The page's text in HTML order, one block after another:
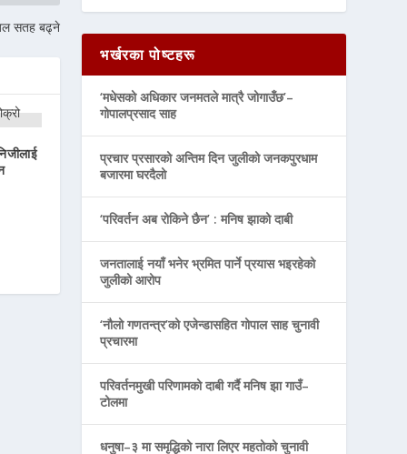
जल सतह बढ्ने
भर्खरका पोष्टहरू
‘मधेसको अधिकार जनमतले मात्रै जोगाउँछ’–
गोपालप्रसाद साह
प्रचार प्रसारको अन्तिम दिन जुलीको जनकपुरधाम
बजारमा घरदैलो
‘परिवर्तन अब रोकिने छैन’ : मनिष झाको दाबी
जनतालाई नयाँ भनेर भ्रमित पार्ने प्रयास भइरहेको
जुलीको आरोप
‘नौलो गणतन्त्र’को एजेन्डासहित गोपाल साह चुनावी
प्रचारमा
परिवर्तनमुखी परिणामको दाबी गर्दै मनिष झा गाउँ–
टोलमा
धनुषा–३ मा समृद्धिको नारा लिएर महतोको चुनावी